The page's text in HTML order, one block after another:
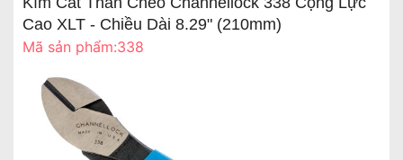
Cao XLT - Chiều Dài 8.29" (210mm)
Mã sản phẩm:338